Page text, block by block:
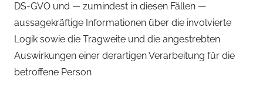
DS-GVO und — zumindest in diesen Fällen —
aussagekräftige Informationen über die involvierte
Logik sowie die Tragweite und die angestrebten
Auswirkungen einer derartigen Verarbeitung für die
betroffene Person